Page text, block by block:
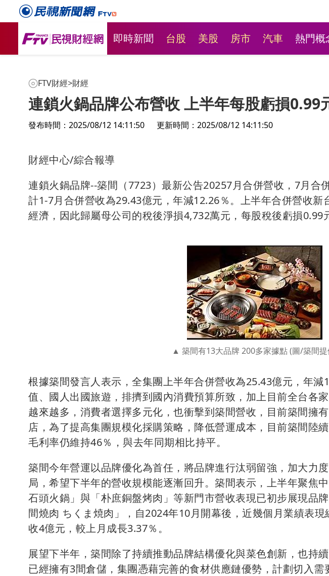
即時新聞 台股 美股 房市 汽車 熱門概
FTV財經>財經
連鎖火鍋品牌公布營收 上半年每股虧損0.99
發布時間：2025/08/12 14:11:50 更新時間：2025/08/12 14:11:50
財經中心/綜合報導
連鎖火鍋品牌--築間（7723）最新公告20257月合併營收，7月合
計1-7月合併營收為29.43億元，年減12.26％。上半年合併營收新
經濟，因此歸屬母公司的稅後淨損4,732萬元，每股稅後虧損0.99
築間有13大品牌 200多家據點 (圖/築間提
根據築間發言人表示，全集團上半年合併營收為25.43億元，年
值、國人出國旅遊，排擠到國內消費預算所致，加上目前全台各
越來越多，消費者選擇多元化，也衝擊到築間營收，目前築間擁
店，為了提高集團規模化採購策略，降低營運成本，目前築間陸
毛利率仍維持46％，與去年同期相比持平。
築間今年營運以品牌優化為首任，將品牌進行汰弱留強，加大力
局，希望下半年的營收規模能逐漸回升。築間表示，上半年聚焦
石頭火鍋」與「朴庶銅盤烤肉」等新門市營收表現已初步展現品
間燒肉 ちくま焼肉」，自2024年10月開幕後，近幾個月業績表
收4億元，較上月成長3.37％。
展望下半年，築間除了持續推動品牌結構優化與菜色創新，也持
已經擁有3間倉儲，集團憑藉完善的食材供應鏈優勢，計劃切入
雞蛋產量少3成喊漲